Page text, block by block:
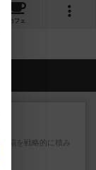
カフェ
箱を戦略的に積み